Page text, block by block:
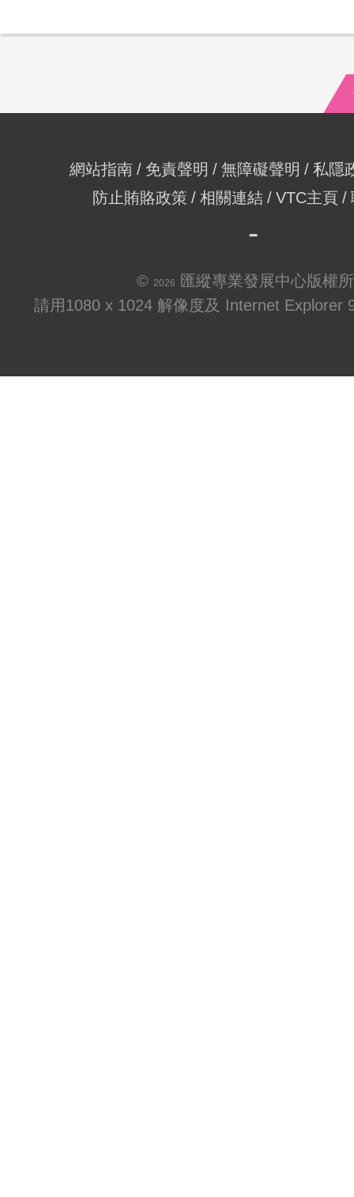
網站指南 免責聲明 無障礙聲明
私隱
防止賄賂政策
相關連結 VTC主頁
© 2026
匯縱專業發展中心版權
請用1080 x 1024 解像度及 Internet Explorer